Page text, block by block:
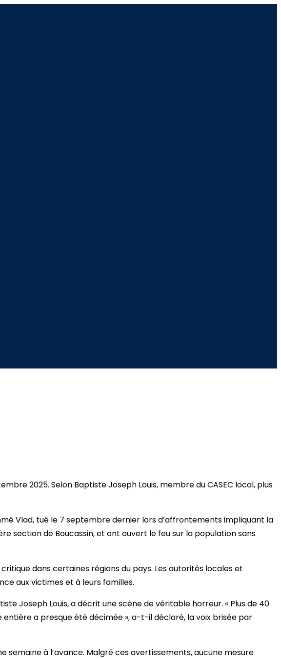
2025. Selon Baptiste Joseph Louis, membre du CASEC local, plus
Vlad, tué le 7 septembre dernier lors d’affrontements impliquant la
section de Boucassin, et ont ouvert le feu sur la population sans
dans certaines régions du pays. Les autorités locales et
aux victimes et à leurs familles.
Joseph Louis, a décrit une scène de véritable horreur. « Plus de 40
a presque été décimée », a-t-il déclaré, la voix brisée par
à l’avance. Malgré ces avertissements, aucune mesure